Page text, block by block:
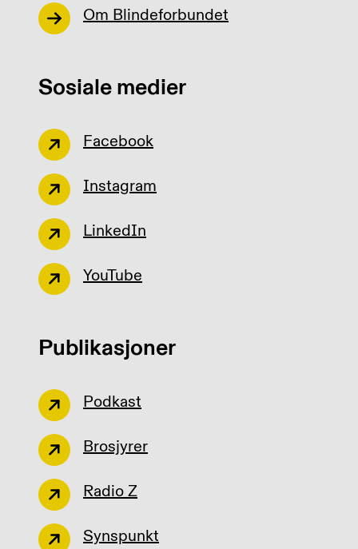
Om Blindeforbundet
Sosiale medier
Facebook
Instagram
LinkedIn
YouTube
Publikasjoner
Podkast
Brosjyrer
Radio Z
Synspunkt